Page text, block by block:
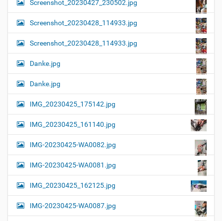
Screenshot_20230427_230502.jpg
Screenshot_20230428_114933.jpg
Screenshot_20230428_114933.jpg
Danke.jpg
Danke.jpg
IMG_20230425_175142.jpg
IMG_20230425_161140.jpg
IMG-20230425-WA0082.jpg
IMG-20230425-WA0081.jpg
IMG_20230425_162125.jpg
IMG-20230425-WA0087.jpg